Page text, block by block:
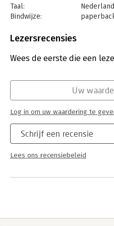
Taal:
Bindwijze:
Uitgever:
Verschijningsdatum:
29-4-2026
Lezersrecensies
Wees de eerste die een
Schrijf een recensie
Lees ons recensiebeleid
Uw
Log in om uw waardering te